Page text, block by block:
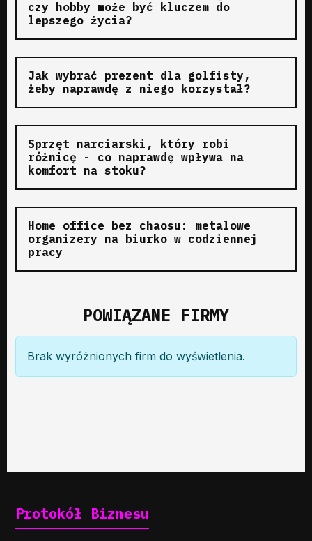
czy hobby może być kluczem do
lepszego życia?
Jak wybrać prezent dla golfisty,
żeby naprawdę z niego korzystał?
Sprzęt narciarski, który robi
różnicę - co naprawdę wpływa na
komfort na stoku?
Home office bez chaosu: metalowe
organizery na biurko w codziennej
pracy
POWIĄZANE FIRMY
Brak wyróżnionych firm do wyświetlenia.
Protokół Biznesu